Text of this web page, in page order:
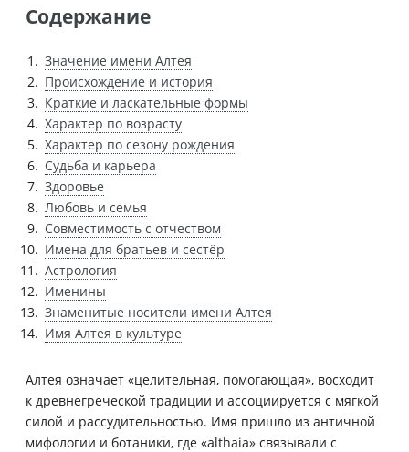
Содержание
Значение имени Алтея
Происхождение и история
Краткие и ласкательные формы
Характер по возрасту
Характер по сезону рождения
Судьба и карьера
Здоровье
Любовь и семья
Совместимость с отчеством
Имена для братьев и сестёр
Астрология
Именины
Знаменитые носители имени Алтея
Имя Алтея в культуре
Алтея означает «целительная, помогающая», восходит
к древнегреческой традиции и ассоциируется с мягкой
силой и рассудительностью. Имя пришло из античной
мифологии и ботаники, где «althaia» связывали с